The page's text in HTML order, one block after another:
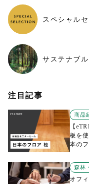
スペシャル
サステナブ
注目記事
商品
【
板を
本の
森林
オフ